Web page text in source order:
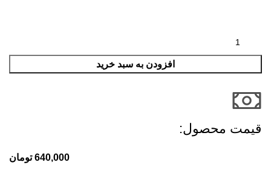
افزودن به سبد خرید
قیمت محصول:​
640,000 تومان